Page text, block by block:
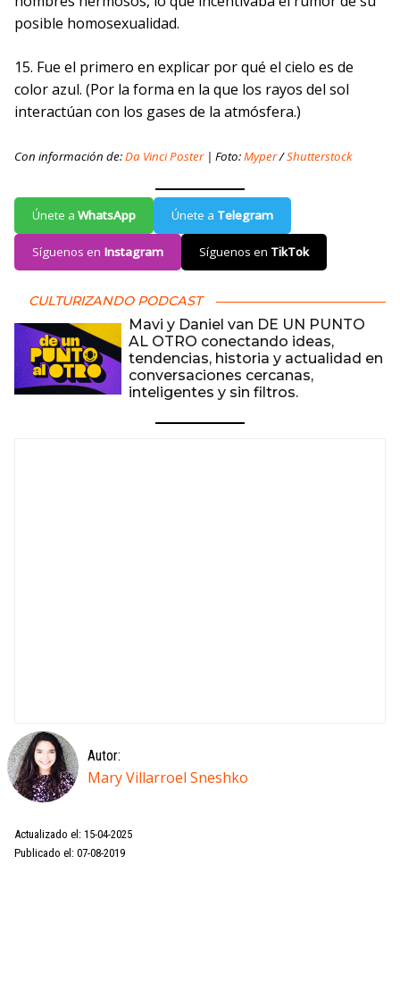
posible homosexualidad.
15. Fue el primero en explicar por qué el cielo es de
color azul. (Por la forma en la que los rayos del sol
interactúan con los gases de la atmósfera.)
Con información de:Da Vinci Poster| Foto:Myper/Shutterstock
Únete a WhatsApp Únete a Telegram
Síguenos en Instagram Síguenos en TikTok
CULTURIZANDO PODCAST
Mavi y Daniel van DE UN PUNTO
AL OTRO conectando ideas,
tendencias, historia y actualidad en
conversaciones cercanas,
inteligentes y sin filtros.
Autor:
Mary Villarroel Sneshko
Actualizado el: 15-04-2025
Publicado el: 07-08-2019